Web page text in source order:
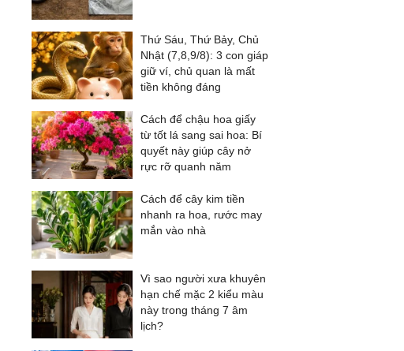
Thứ Sáu, Thứ Bảy, Chủ
Nhật (7,8,9/8): 3 con giáp
giữ ví, chủ quan là mất
tiền không đáng
Cách để chậu hoa giấy
từ tốt lá sang sai hoa: Bí
quyết này giúp cây nở
rực rỡ quanh năm
Cách để cây kim tiền
nhanh ra hoa, rước may
mắn vào nhà
Vì sao người xưa khuyên
hạn chế mặc 2 kiểu màu
này trong tháng 7 âm
lịch?